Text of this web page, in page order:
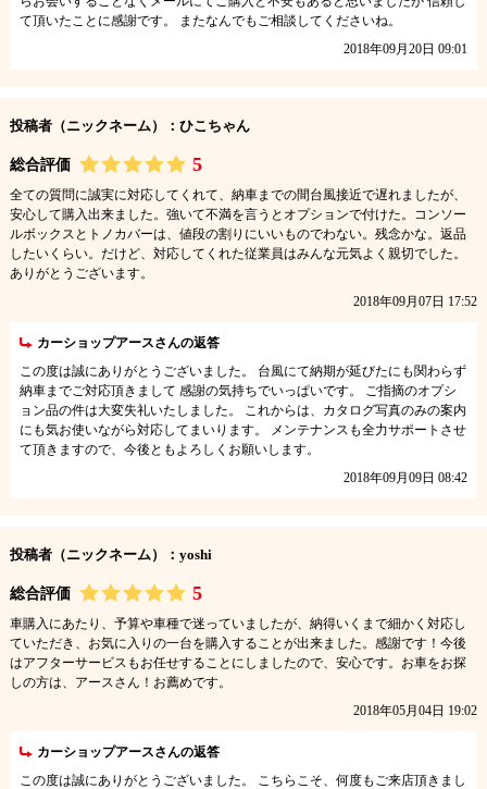
て頂いたことに感謝です。 またなんでもご相談してくださいね。
2018年09月20日 09:01
投稿者（ニックネーム）：ひこちゃん
総合評価 5
全ての質問に誠実に対応してくれて、納車までの間台風接近で遅れましたが、
安心して購入出来ました。強いて不満を言うとオプションで付けた。コンソー
ルボックスとトノカバーは、値段の割りにいいものでわない。残念かな。返品
したいくらい。だけど、対応してくれた従業員はみんな元気よく親切でした。
ありがとうございます。
2018年09月07日 17:52
カーショップアースさんの返答
この度は誠にありがとうございました。 台風にて納期が延びたにも関わらず
納車までご対応頂きまして 感謝の気持ちでいっぱいです。 ご指摘のオプシ
ョン品の件は大変失礼いたしました。 これからは、カタログ写真のみの案内
にも気お使いながら対応してまいります。 メンテナンスも全力サポートさせ
て頂きますので、今後ともよろしくお願いします。
2018年09月09日 08:42
投稿者（ニックネーム）：yoshi
総合評価 5
車購入にあたり、予算や車種で迷っていましたが、納得いくまで細かく対応し
ていただき、お気に入りの一台を購入することが出来ました。感謝です！今後
はアフターサービスもお任せすることにしましたので、安心です。お車をお探
しの方は、アースさん！お薦めです。
2018年05月04日 19:02
カーショップアースさんの返答
この度は誠にありがとうございました。 こちらこそ、何度もご来店頂きまし